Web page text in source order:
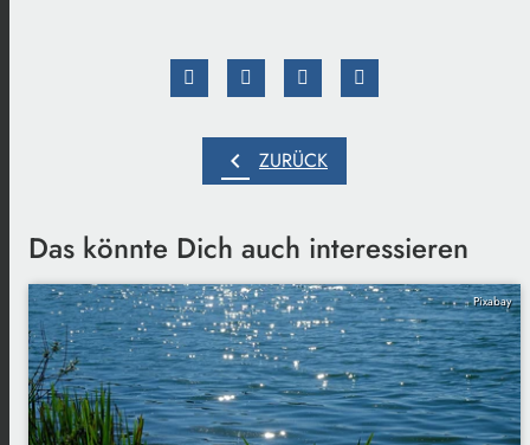
chevron_left ZURÜCK
Das könnte Dich auch interessieren
Pixabay